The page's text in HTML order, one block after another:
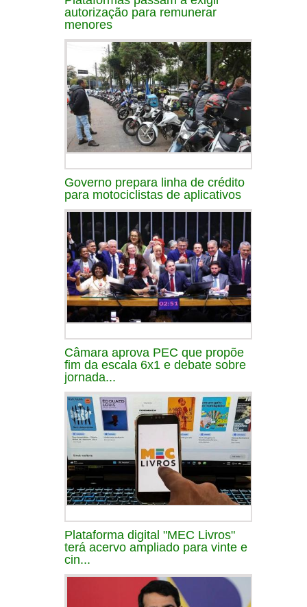
autorização para remunerar
menores
Governo prepara linha de crédito
para motociclistas de aplicativos
Câmara aprova PEC que propõe
fim da escala 6x1 e debate sobre
jornada...
Plataforma digital "MEC Livros"
terá acervo ampliado para vinte e
cin...